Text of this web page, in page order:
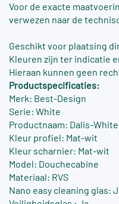
Voor de exacte
verwezen naar de
Geschikt voor plaatsing
Kleuren zijn ter indicatie
Hieraan kunnen geen
Productspecificaties:
Merk: Best-Design
Serie: White
Productnaam: Dalis-
Kleur profiel: Mat-wit
Kleur scharnier: Mat-wit
Model: Douchecabine
Materiaal: RVS
Nano easy cleaning glas: